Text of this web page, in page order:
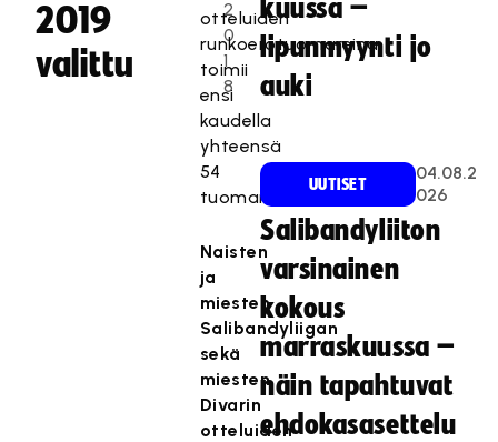
2019
valittu
2
0
1
8
otteluiden
runkoerotuomareina
toimii
ensi
kaudella
yhteensä
54
tuomaria.
Naisten
ja
miesten
Salibandyliigan
sekä
miesten
Divarin
otteluiden
kuussa –
lipunmyynti jo
auki
UUTISET
04.08.2
026
Salibandyliiton
varsinainen
kokous
marraskuussa –
näin tapahtuvat
ehdokasasettelu